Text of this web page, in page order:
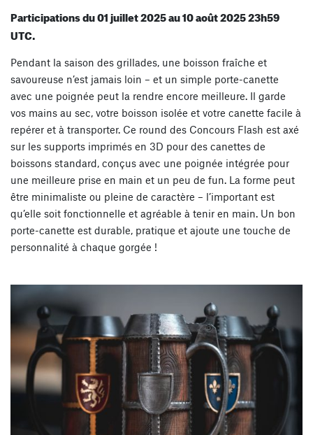
Participations du 01 juillet 2025 au 10 août 2025 23h59
UTC.
Pendant la saison des grillades, une boisson fraîche et
savoureuse n’est jamais loin – et un simple porte-canette
avec une poignée peut la rendre encore meilleure. Il garde
vos mains au sec, votre boisson isolée et votre canette facile à
repérer et à transporter. Ce round des Concours Flash est axé
sur les supports imprimés en 3D pour des canettes de
boissons standard, conçus avec une poignée intégrée pour
une meilleure prise en main et un peu de fun. La forme peut
être minimaliste ou pleine de caractère – l’important est
qu’elle soit fonctionnelle et agréable à tenir en main. Un bon
porte-canette est durable, pratique et ajoute une touche de
personnalité à chaque gorgée !